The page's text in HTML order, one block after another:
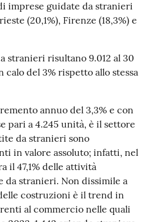
imprese guidate da stranieri
(20,1%), Firenze (18,3%) e
stranieri risultano 9.012 al 30
calo del 3% rispetto allo stessa
annuo del 3,3% e con
pari a 4.245 unità, è il settore
da stranieri sono
in valore assoluto; infatti, nel
il 47,1% delle attività
da stranieri. Non dissimile a
costruzioni è il trend in
al commercio nelle quali